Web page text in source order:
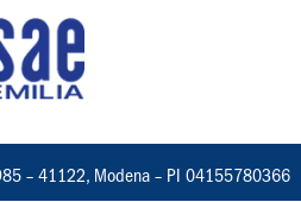
– 41122, Modena – PI 04155780366